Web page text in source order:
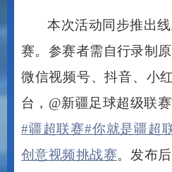
本次活动同步推出
赛。参赛者需自行录制
微信视频号、抖音、小
台， @新疆足球超级联
#疆超联赛#你就是疆超
创意视频挑战赛。发布